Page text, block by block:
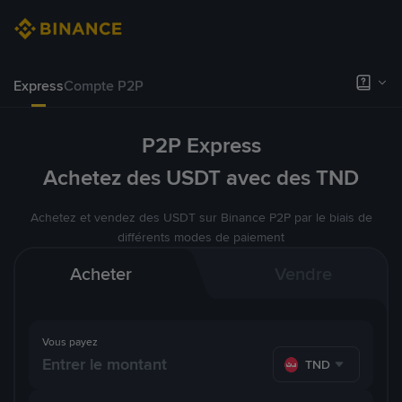
ExpressCompte P2P
P2P Express
Achetez des USDT avec des TND
Achetez et vendez des USDT sur Binance P2P par le biais de
différents modes de paiement
Acheter
Vous payez
TND